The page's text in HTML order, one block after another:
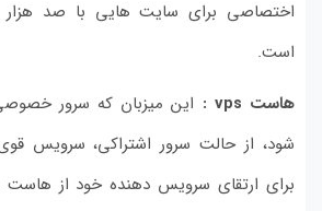
اختصاصی برای سایت هایی با صد هزار
است.
هاست vps
: این میزبان که سرور
شود، از حالت سرور اشتراکی، سرویس
برای ارتقای سرویس دهنده خود از هاست